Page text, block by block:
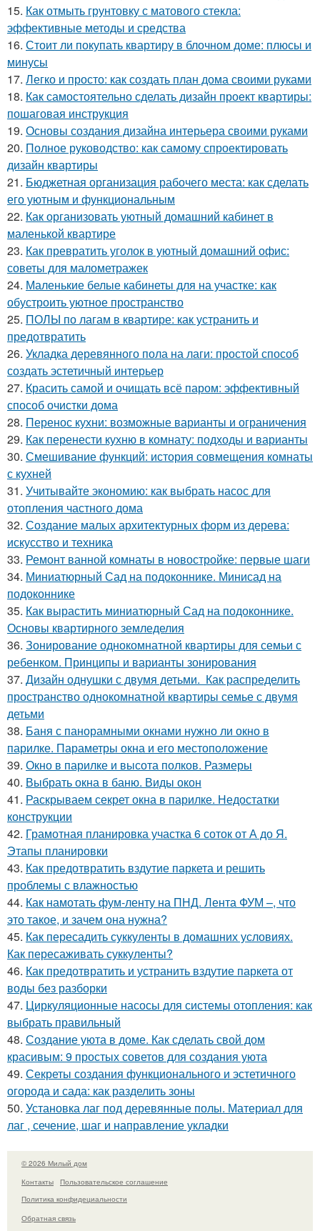
15. Как отмыть грунтовку с матового стекла:
эффективные методы и средства
16. Стоит ли покупать квартиру в блочном доме: плюсы и
минусы
17. Легко и просто: как создать план дома своими руками
18. Как самостоятельно сделать дизайн проект квартиры:
пошаговая инструкция
19. Основы создания дизайна интерьера своими руками
20. Полное руководство: как самому спроектировать
дизайн квартиры
21. Бюджетная организация рабочего места: как сделать
его уютным и функциональным
22. Как организовать уютный домашний кабинет в
маленькой квартире
23. Как превратить уголок в уютный домашний офис:
советы для малометражек
24. Маленькие белые кабинеты для на участке: как
обустроить уютное пространство
25. ПОЛЫ по лагам в квартире: как устранить и
предотвратить
26. Укладка деревянного пола на лаги: простой способ
создать эстетичный интерьер
27. Красить самой и очищать всё паром: эффективный
способ очистки дома
28. Перенос кухни: возможные варианты и ограничения
29. Как перенести кухню в комнату: подходы и варианты
30. Смешивание функций: история совмещения комнаты
с кухней
31. Учитывайте экономию: как выбрать насос для
отопления частного дома
32. Создание малых архитектурных форм из дерева:
искусство и техника
33. Ремонт ванной комнаты в новостройке: первые шаги
34. Миниатюрный Сад на подоконнике. Минисад на
подоконнике
35. Как вырастить миниатюрный Сад на подоконнике.
Основы квартирного земледелия
36. Зонирование однокомнатной квартиры для семьи с
ребенком. Принципы и варианты зонирования
37. Дизайн однушки с двумя детьми. Как распределить
пространство однокомнатной квартиры семье с двумя
детьми
38. Баня с панорамными окнами нужно ли окно в
парилке. Параметры окна и его местоположение
39. Окно в парилке и высота полков. Размеры
40. Выбрать окна в баню. Виды окон
41. Раскрываем секрет окна в парилке. Недостатки
конструкции
42. Грамотная планировка участка 6 соток от А до Я.
Этапы планировки
43. Как предотвратить вздутие паркета и решить
проблемы с влажностью
44. Как намотать фум-ленту на ПНД. Лента ФУМ –, что
это такое, и зачем она нужна?
45. Как пересадить суккуленты в домашних условиях.
Как пересаживать суккуленты?
46. Как предотвратить и устранить вздутие паркета от
воды без разборки
47. Циркуляционные насосы для системы отопления: как
выбрать правильный
48. Создание уюта в доме. Как сделать свой дом
красивым: 9 простых советов для создания уюта
49. Секреты создания функционального и эстетичного
огорода и сада: как разделить зоны
50. Установка лаг под деревянные полы. Материал для
лаг , сечение, шаг и направление укладки
© 2026 Милый дом
Контакты
Пользовательское соглашение
Политика конфидециальности
Обратная связь